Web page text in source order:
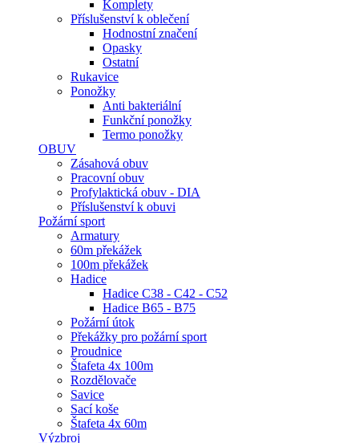
Komplety
Příslušenství k oblečení
Hodnostní značení
Opasky
Ostatní
Rukavice
Ponožky
Anti bakteriální
Funkční ponožky
Termo ponožky
OBUV
Zásahová obuv
Pracovní obuv
Profylaktická obuv - DIA
Příslušenství k obuvi
Požární sport
Armatury
60m překážek
100m překážek
Hadice
Hadice C38 - C42 - C52
Hadice B65 - B75
Požární útok
Překážky pro požární sport
Proudnice
Štafeta 4x 100m
Rozdělovače
Savice
Sací koše
Štafeta 4x 60m
Výzbroj